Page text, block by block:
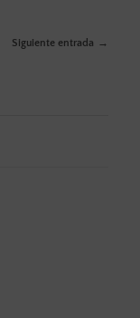
Siguiente entrada